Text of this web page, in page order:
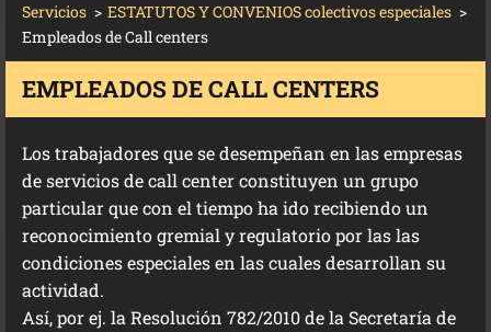
Servicios > ESTATUTOS Y CONVENIOS colectivos especiales >
Empleados de Call centers
EMPLEADOS DE CALL CENTERS
Los trabajadores que se desempeñan en las empresas
de servicios de call center constituyen un grupo
particular que con el tiempo ha ido recibiendo un
reconocimiento gremial y regulatorio por las las
condiciones especiales en las cuales desarrollan su
actividad.
Así, por ej. la Resolución 782/2010 de la Secretaría de